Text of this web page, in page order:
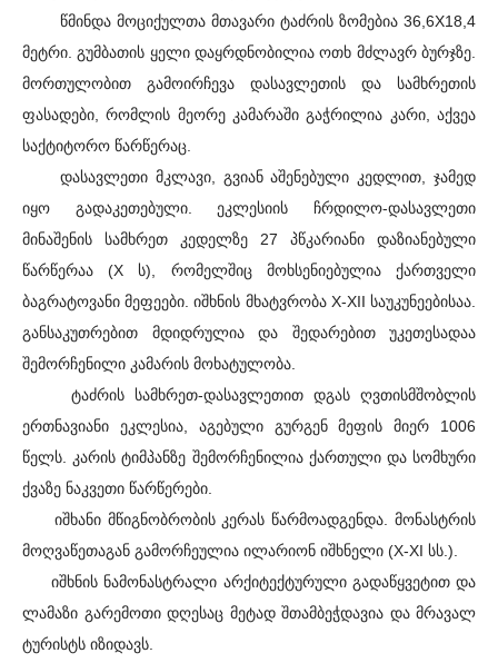
წმინდა მოციქულთა მთავარი ტაძრის ზომებია 36,6X18,4
მეტრი. გუმბათის ყელი დაყრდნობილია ოთხ მძლავრ ბურჯზე.
მორთულობით გამოირჩევა დასავლეთის და სამხრეთის
ფასადები, რომლის მეორე კამარაში გაჭრილია კარი, აქვეა
საქტიტორო წარწერაც.
დასავლეთი მკლავი, გვიან აშენებული კედლით, ჯამედ
იყო გადაკეთებული. ეკლესიის ჩრდილო-დასავლეთი
მინაშენის სამხრეთ კედელზე 27 პწკარიანი დაზიანებული
წარწერაა (X ს), რომელშიც მოხსენიებულია ქართველი
ბაგრატოვანი მეფეები. იშხნის მხატვრობა X-XII საუკუნეებისაა.
განსაკუთრებით მდიდრულია და შედარებით უკეთესადაა
შემორჩენილი კამარის მოხატულობა.
ტაძრის სამხრეთ-დასავლეთით დგას ღვთისმშობლის
ერთნავიანი ეკლესია, აგებული გურგენ მეფის მიერ 1006
წელს. კარის ტიმპანზე შემორჩენილია ქართული და სომხური
ქვაზე ნაკვეთი წარწერები.
იშხანი მწიგნობრობის კერას წარმოადგენდა. მონასტრის
მოღვაწეთაგან გამორჩეულია ილარიონ იშხნელი (X-XI სს.).
იშხნის ნამონასტრალი არქიტექტურული გადაწყვეტით და
ლამაზი გარემოთი დღესაც მეტად შთამბეჭდავია და მრავალ
ტურისტს იზიდავს.